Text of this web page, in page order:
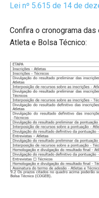
Lei nº 5.615 de 14 de
Confira o cronograma
Atleta e Bolsa Técnico: